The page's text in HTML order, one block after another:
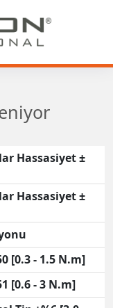
lar Hassasiyet ±
lar Hassasiyet ±
[0.3 - 1.5 N.m]
[0.6 - 3 N.m]